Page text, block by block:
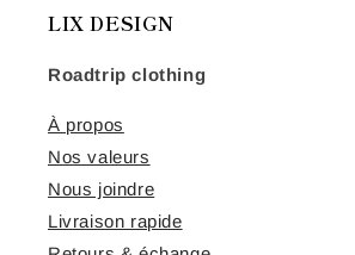
LIX DESIGN
Roadtrip clothing
À propos
Nos valeurs
Nous joindre
Livraison rapide